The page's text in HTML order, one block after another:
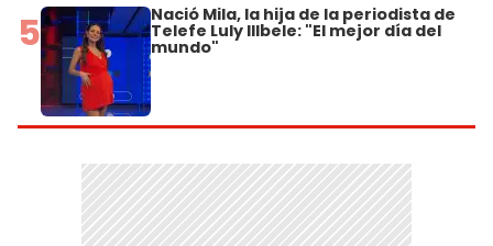
5 Nació Mila, la hija de la periodista de
Telefe Luly Illbele: "El mejor día del
mundo"